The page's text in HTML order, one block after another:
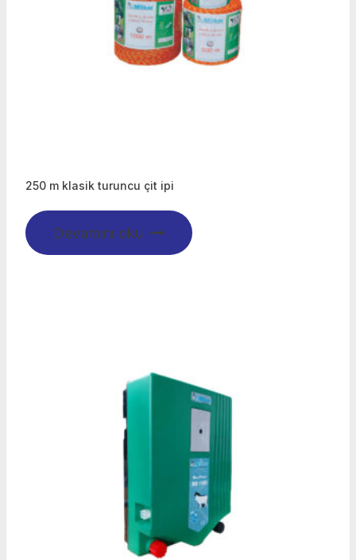
250 m klasik turuncu çit ipi
Devamını oku